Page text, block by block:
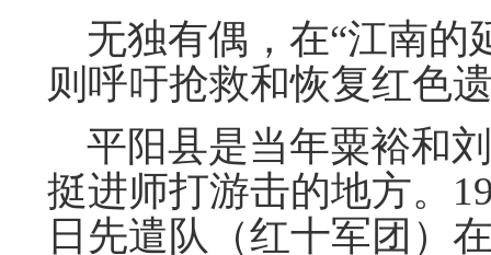
无独有偶，在“江南的
则呼吁抢救和恢复红色
平阳县是当年粟裕和
挺进师打游击的地方。
日先遣队（红十军团）